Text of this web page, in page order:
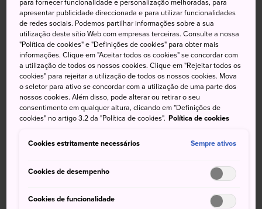
Yokohama
, além de ser um ponto de partida
conveniente para explorar o bairro do centro da cidade.
Informações gerais
A região recebeu o nome do rio Sakura, que costumava
correr nas proximidades
A * Estação Sakuragicho é considerada o berço das
ferrovias japonesas
Como chegar
As linhas Keihin-Tohoku e Negishi da JR, bem como a
Estação Sakuragicho.
para fornecer funcionalidade e personalização melhoradas, para
apresentar publicidade direccionada e para utilizar funcionalidades
de redes sociais. Podemos partilhar informações sobre a sua
utilização deste sítio Web com empresas terceiras. Consulte a nossa
"Política de cookies" e "Definições de cookies" para obter mais
informações. Clique em "Aceitar todos os cookies" se concordar com
a utilização de todos os nossos cookies. Clique em "Rejeitar todos os
cookies" para rejeitar a utilização de todos os nossos cookies. Mova
o seletor para ativo se concordar com a utilização de uma parte dos
nossos cookies. Além disso, pode alterar ou retirar o seu
consentimento em qualquer altura, clicando em "Definições de
cookies" no artigo 3.2 da "Política de cookies". Política de cookies
Cookies estritamente necessários Sempre ativos
Cookies de desempenho
Cookies de funcionalidade